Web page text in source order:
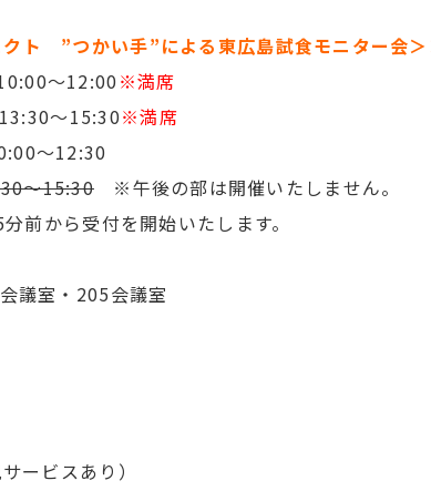
ト ”つかい手”による東広島試食モニター会
～12:00 ※満席
15:30※満席
～12:30
～15:30※午後の部は開催いたしません。
を開始いたします。
議室・205会議室
ービスあり）